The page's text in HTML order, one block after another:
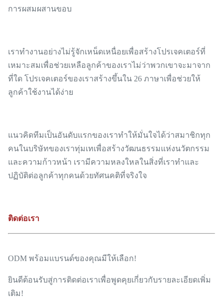
การผสมผสานขอบ
เราทำงานอย่างไม่รู้จักเหน็ดเหนื่อยเพื่อสร้างโปรเจคเตอร์ที่
เหมาะสมเพื่อช่วยเหลือลูกค้าของเราไม่ว่าพวกเขาจะมาจาก
ที่ใด โปรเจคเตอร์ของเราสร้างขึ้นใน 26 ภาษาเพื่อช่วยให้
ลูกค้าใช้งานได้ง่าย
แนวคิดทีมเป็นอันดับแรกของเราทำให้มั่นใจได้ว่าสมาชิกทุก
คนในบริษัทของเราทุ่มเทเพื่อสร้างวัฒนธรรมแห่งนวัตกรรม
และความก้าวหน้า เรามีความหลงใหลในสิ่งที่เราทำและ
ปฏิบัติต่อลูกค้าทุกคนด้วยทัศนคติที่จริงใจ
ติดต่อเรา
ODM พร้อมแบรนด์ของคุณมีให้เลือก!
ยินดีต้อนรับสู่การติดต่อเราเพื่อพูดคุยเกี่ยวกับรายละเอียดเพิ่ม
เติม!